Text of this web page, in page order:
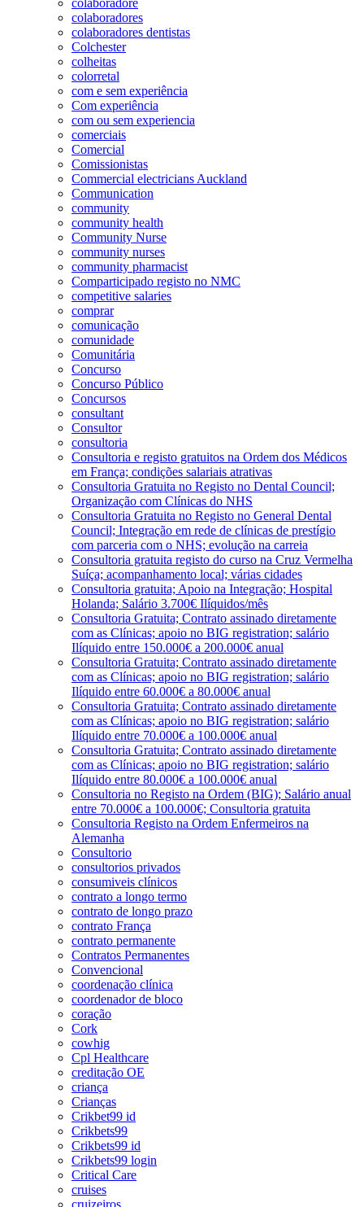
colaboradores
colaboradores dentistas
Colchester
colheitas
colorretal
com e sem experiência
Com experiência
com ou sem experiencia
comerciais
Comercial
Comissionistas
Commercial electricians Auckland
Communication
community
community health
Community Nurse
community nurses
community pharmacist
Comparticipado registo no NMC
competitive salaries
comprar
comunicação
comunidade
Comunitária
Concurso
Concurso Público
Concursos
consultant
Consultor
consultoria
Consultoria e registo gratuitos na Ordem dos Médicos
em França; condições salariais atrativas
Consultoria Gratuita no Registo no Dental Council;
Organização com Clínicas do NHS
Consultoria Gratuita no Registo no General Dental
Council; Integração em rede de clínicas de prestígio
com parceria com o NHS; evolução na carreia
Consultoria gratuita registo do curso na Cruz Vermelha
Suíça; acompanhamento local; várias cidades
Consultoria gratuita; Apoio na Integração; Hospital
Holanda; Salário 3.700€ Ilíquidos/mês
Consultoria Gratuita; Contrato assinado diretamente
com as Clínicas; apoio no BIG registration; salário
Ilíquido entre 150.000€ a 200.000€ anual
Consultoria Gratuita; Contrato assinado diretamente
com as Clínicas; apoio no BIG registration; salário
Ilíquido entre 60.000€ a 80.000€ anual
Consultoria Gratuita; Contrato assinado diretamente
com as Clínicas; apoio no BIG registration; salário
Ilíquido entre 70.000€ a 100.000€ anual
Consultoria Gratuita; Contrato assinado diretamente
com as Clínicas; apoio no BIG registration; salário
Ilíquido entre 80.000€ a 100.000€ anual
Consultoria no Registo na Ordem (BIG); Salário anual
entre 70.000€ a 100.000€; Consultoria gratuita
Consultoria Registo na Ordem Enfermeiros na
Alemanha
Consultorio
consultorios privados
consumiveis clínicos
contrato a longo termo
contrato de longo prazo
contrato França
contrato permanente
Contratos Permanentes
Convencional
coordenação clínica
coordenador de bloco
coração
Cork
cowhig
Cpl Healthcare
creditação OE
criança
Crianças
Crikbet99 id
Crikbets99
Crikbets99 id
Crikbets99 login
Critical Care
cruises
cruizeiros